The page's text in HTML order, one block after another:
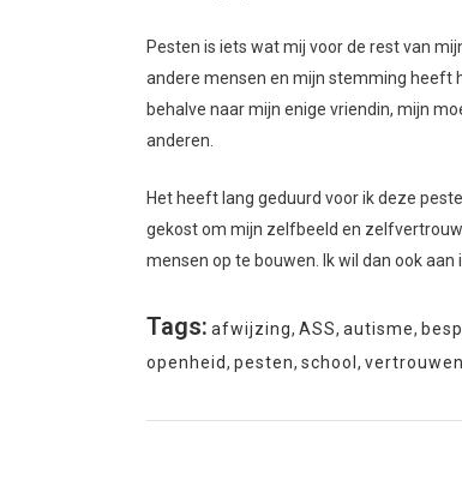
Pesten is iets wat mij voor de rest van
andere mensen en mijn stemming heeft
behalve naar mijn enige vriendin, mijn
anderen.
Het heeft lang geduurd voor ik deze
gekost om mijn zelfbeeld en
mensen op te bouwen. Ik wil dan ook
Tags: afwijzing, ASS, autisme,
openheid, pesten, school , vertrouwen